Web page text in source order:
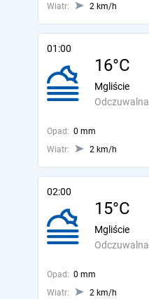
Wiatr:
2 km/h
01:00
16°C
Odczuwalna
Mgliście
Opad: 0 mm
Wiatr:
2 km/h
02:00
15°C
Odczuwalna
Mgliście
Opad: 0 mm
Wiatr:
2 km/h